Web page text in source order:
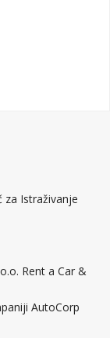
za Istraživanje
Rent a Car &
AutoCorp